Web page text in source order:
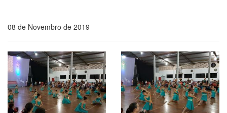
08 de Novembro de 2019